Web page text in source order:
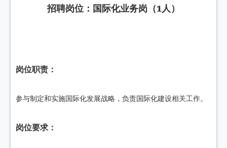
招聘岗位： 国际化业务岗（1人）
岗位职责：
参与制定和实施国际化发展战略，负责国际化建设相关工作。
岗位要求：